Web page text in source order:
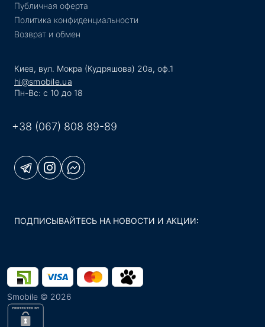
Публичная оферта
Политика конфиденциальности
Возврат и обмен
Киев, вул. Мокра (Кудряшова) 20а, оф.1
hi@smobile.ua
Пн-Вс: с 10 до 18
+38 (067) 808 89-89
ПОДПИСЫВАЙТЕСЬ НА НОВОСТИ И АКЦИИ:
Smobile © 2026